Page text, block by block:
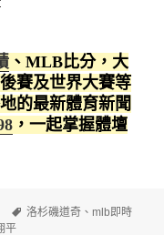
、MLB比分，大
賽及世界大賽等
的最新體育新聞
，一起掌握體壇
標
洛杉磯道奇 、mlb即時
平